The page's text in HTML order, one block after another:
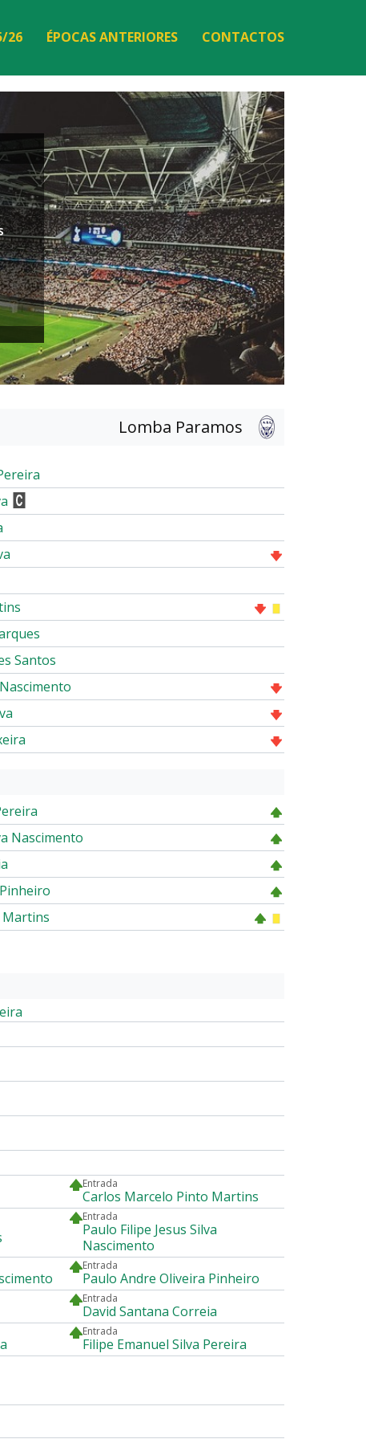
26 ÉPOCAS ANTERIORES CONTACTOS
Lomba Paramos
Santos
Nascimento
Martins
Entrada
Carlos Marcelo Pinto Martins
Entrada
Paulo Filipe Jesus Silva
Nascimento
Entrada
Paulo Andre Oliveira Pinheiro
Entrada
David Santana Correia
Entrada
Filipe Emanuel Silva Pereira